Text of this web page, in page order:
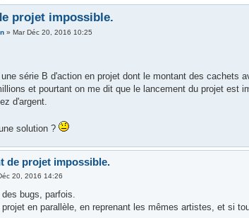
projet impossible.
» Mar Déc 20, 2016 10:25
série B d'action en projet dont le montant des cachets
et pourtant on me dit que le lancement du projet est
d'argent.
solution ?
de projet impossible.
20, 2016 14:26
bugs, parfois.
projet en parallèle, en reprenant les mêmes artistes, et si